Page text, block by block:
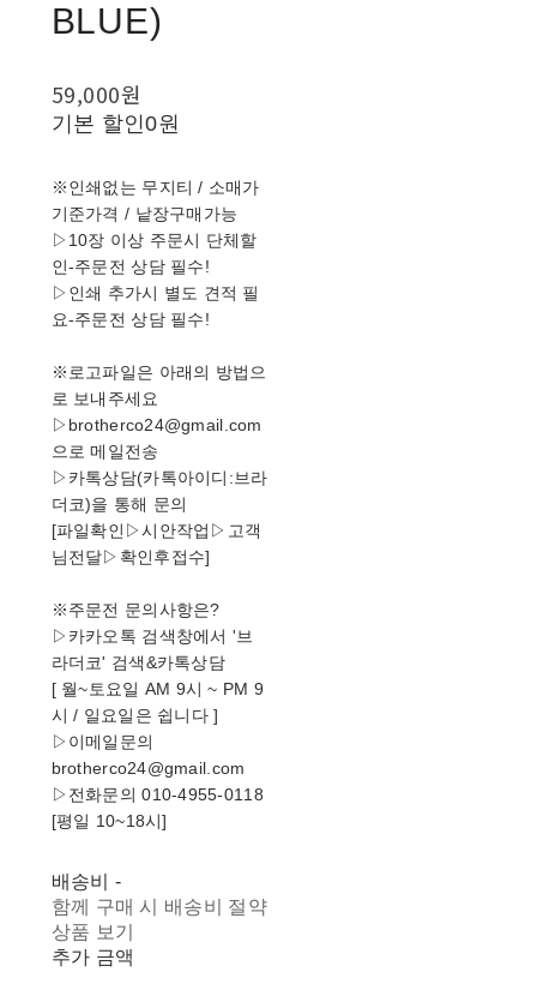
BLUE)
59,000원
기본 할인0원
※인쇄없는 무지티 / 소매가
기준가격 / 낱장구매가능
▷10장 이상 주문시 단체할
인-주문전 상담 필수!
▷인쇄 추가시 별도 견적 필
요-주문전 상담 필수!
※로고파일은 아래의 방법으
로 보내주세요
▷brotherco24@gmail.com
으로 메일전송
▷카톡상담(카톡아이디:브라
더코)을 통해 문의
[파일확인▷시안작업▷고객
님전달▷확인후접수]
※주문전 문의사항은?
▷카카오톡 검색창에서 '브
라더코' 검색&카톡상담
[ 월~토요일 AM 9시 ~ PM 9
시 / 일요일은 쉽니다 ]
▷이메일문의
brotherco24@gmail.com
▷전화문의 010-4955-0118
[평일 10~18시]
배송비 -
함께 구매 시 배송비 절약
상품 보기
추가 금액